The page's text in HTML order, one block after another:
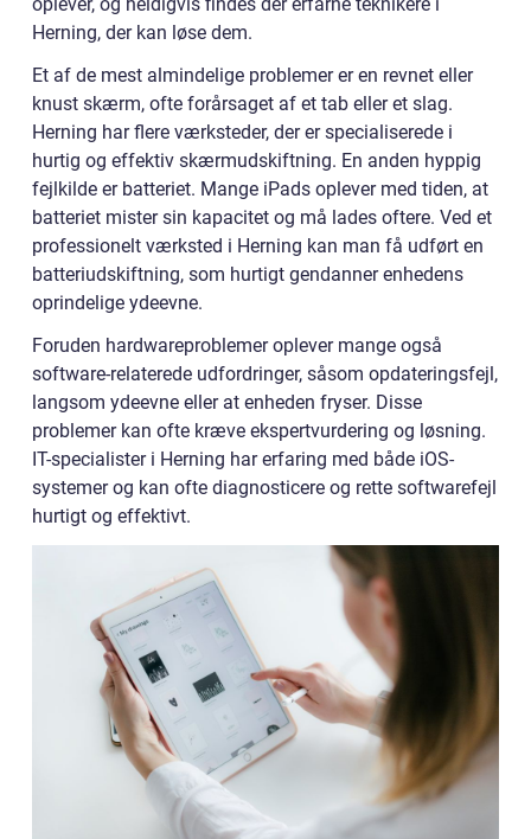
Herning, der kan løse dem.
Et af de mest almindelige problemer er en revnet eller
knust skærm, ofte forårsaget af et tab eller et slag.
Herning har flere værksteder, der er specialiserede i
hurtig og effektiv skærmudskiftning. En anden hyppig
fejlkilde er batteriet. Mange iPads oplever med tiden, at
batteriet mister sin kapacitet og må lades oftere. Ved et
professionelt værksted i Herning kan man få udført en
batteriudskiftning, som hurtigt gendanner enhedens
oprindelige ydeevne.
Foruden hardwareproblemer oplever mange også
software-relaterede udfordringer, såsom opdateringsfejl,
langsom ydeevne eller at enheden fryser. Disse
problemer kan ofte kræve ekspertvurdering og løsning.
IT-specialister i Herning har erfaring med både iOS-
systemer og kan ofte diagnosticere og rette softwarefejl
hurtigt og effektivt.